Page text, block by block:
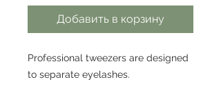
Добавить в корзину
Professional tweezers are designed
to separate eyelashes.